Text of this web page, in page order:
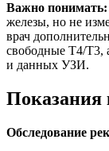
Важно понимать:
железы, но не
врач
свободные Т4/Т3,
и данных УЗИ.
Обследование